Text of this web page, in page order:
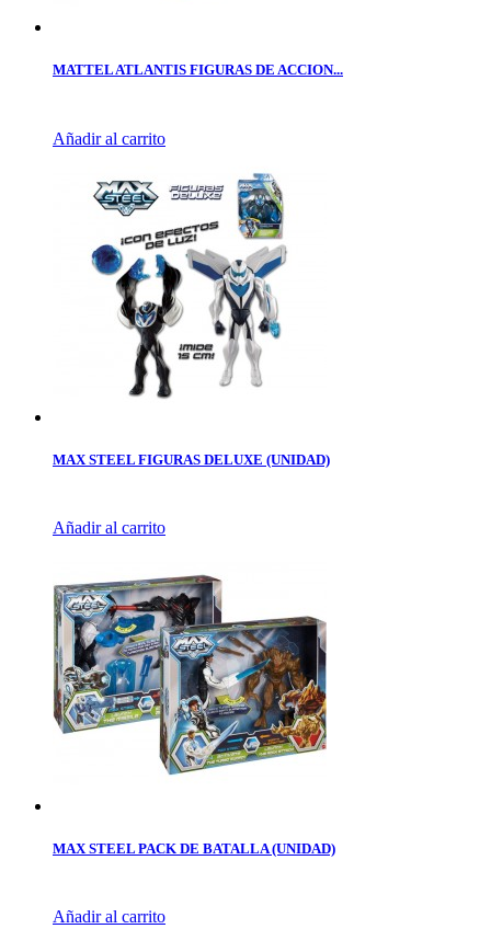
MATTEL ATLANTIS FIGURAS DE ACCION...
Añadir al carrito
MAX STEEL FIGURAS DELUXE (UNIDAD)
Añadir al carrito
MAX STEEL PACK DE BATALLA (UNIDAD)
Añadir al carrito